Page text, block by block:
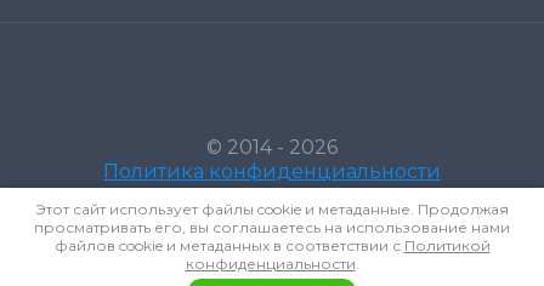
© 2014 - 2026
Политика конфиденциальности
Этот сайт использует файлы cookie и метаданные. Продолжая
просматривать его, вы соглашаетесь на использование нами
файлов cookie и метаданных в соответствии с Политикой
конфиденциальности.